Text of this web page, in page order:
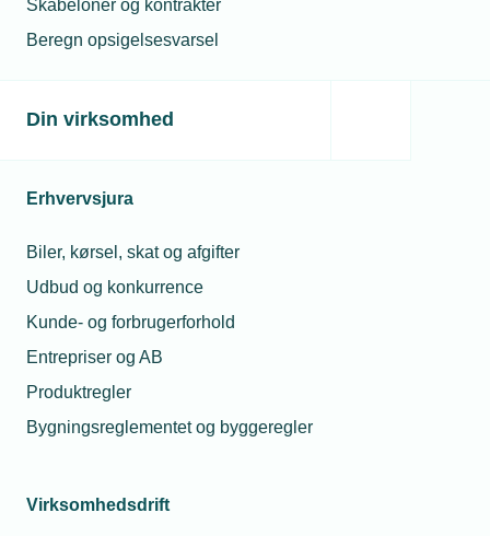
Skabeloner og kontrakter
Beregn opsigelsesvarsel
Din virksomhed
Erhvervsjura
Biler, kørsel, skat og afgifter
Udbud og konkurrence
Kunde- og forbrugerforhold
Entrepriser og AB
Produktregler
Bygningsreglementet og byggeregler
Virksomhedsdrift
tillidsrepræsentant.
lønsystem, der bygger på individuel løn
Industri- og VVS-overenskomsten
Lønnen til medarbejderne på Industri- og
VVS-overenskomsten bygger på en
overenskomstmæssig minimalløn samt et
personligt tillæg.